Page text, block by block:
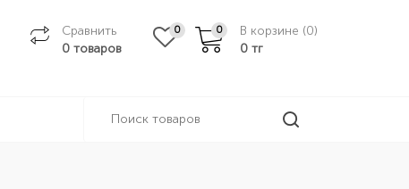
Сравнить
0 товаров
0 0 В корзине (0)
0 тг